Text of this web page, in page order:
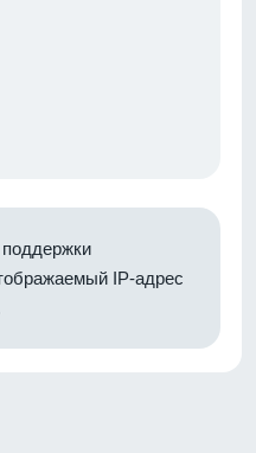
IP-адрес